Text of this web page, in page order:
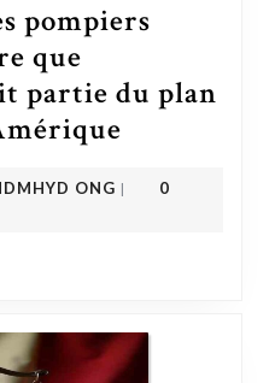
pompiers
que
partie du plan
ONG |
0